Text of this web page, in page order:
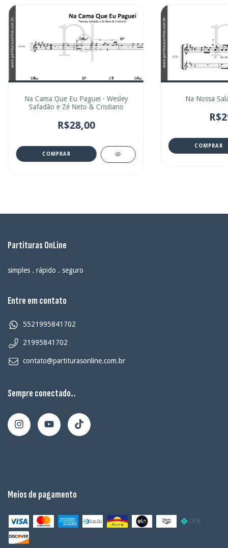
Na Cama Que Eu Paguei · Wesley
Safadão e Zé Neto & Cristiano
R$28,00
COMPRAR
Na Nossa
COMPRAR
Partituras OnLine
simples . rápido . seguro
Entre em contato
5521995841702
21995841702
contato@partiturasonline.com.br
Sempre conectado..
Meios de pagamento